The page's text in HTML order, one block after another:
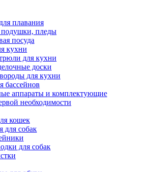
плавания
пледы
посуда
кухни
для кухни
доски
для кухни
бассейнов
аппараты и комплектующие
необходимости
кошек
для собак
для собак